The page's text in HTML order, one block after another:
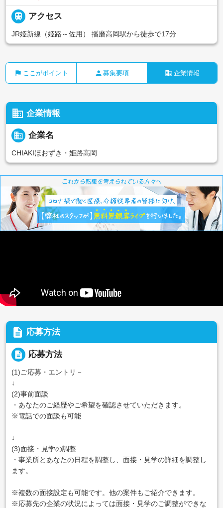
 アクセス
JR姫新線（姫路～佐用） 播磨高岡駅から徒歩で17分
flag ここがポイント person 募集要項 business 企業情報
business 企業情報
business 企業名
CHIAKIほおずき・姫路高岡
description 応募方法
description 応募方法
(1)ご応募・エントリ－
↓
(2)事前面談
・あなたのご経歴やご希望を確認させていただきます。
※電話での面談も可能
↓
(3)面接・見学の調整
・事業所とあなたの日程を調整し、面接・見学の詳細を調整し
ます。
※複数の面接設定も可能です。他の案件もご紹介できます。
※応募先の企業の状況によっては面接・見学のご調整ができな